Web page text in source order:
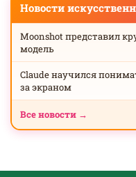
Новости
Moonshot представил
модель
Claude научился
за экраном
Все новости →